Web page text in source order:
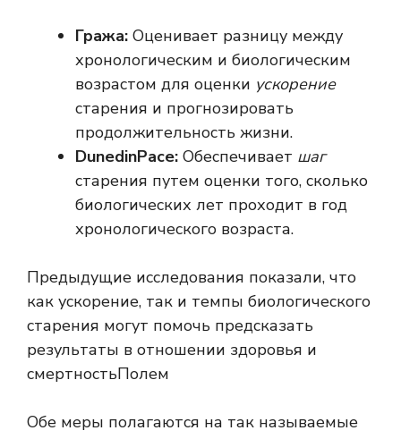
Гража: Оценивает разницу между
хронологическим и биологическим
возрастом для оценки ускорение
старения и прогнозировать
продолжительность жизни.
DunedinPace: Обеспечивает шаг
старения путем оценки того, сколько
биологических лет проходит в год
хронологического возраста.
Предыдущие исследования показали, что
как ускорение, так и темпы биологического
старения могут помочь предсказать
результаты в отношении здоровья и
смертностьПолем
Обе меры полагаются на так называемые